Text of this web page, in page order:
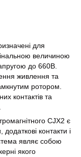
для
величиною
до 660В.
живлення та
ротором.
контактів та
CJX2 є
контакти і
являє собою
якого